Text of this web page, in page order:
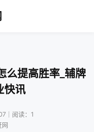
么提高胜率_辅牌
快讯
｜阅读：1
网